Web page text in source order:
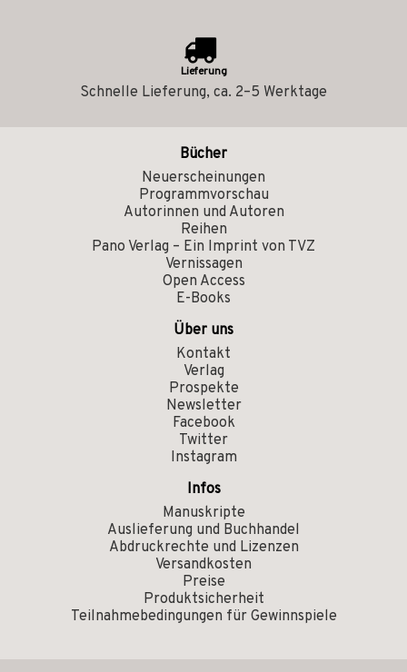
Lieferung
Schnelle Lieferung, ca. 2–5 Werktage
Bücher
Neuerscheinungen
Programmvorschau
Autorinnen und Autoren
Reihen
Pano Verlag – Ein Imprint von TVZ
Vernissagen
Open Access
E-Books
Über uns
Kontakt
Verlag
Prospekte
Newsletter
Facebook
Twitter
Instagram
Infos
Manuskripte
Auslieferung und Buchhandel
Abdruckrechte und Lizenzen
Versandkosten
Preise
Produktsicherheit
Teilnahmebedingungen für Gewinnspiele